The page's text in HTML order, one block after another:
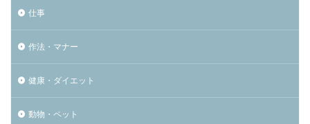
仕事
作法・マナー
健康・ダイエット
動物・ペット